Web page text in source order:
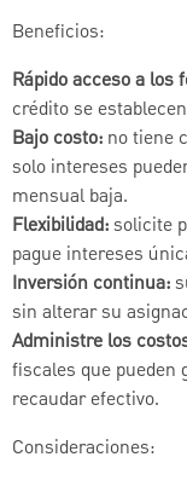
Beneficios:
Rápido acceso a los
crédito se
Bajo costo: no tiene
solo intereses
mensual baja.
Flexibilidad:solicite
pague intereses
Inversión continua:
sin alterar su
Administre los
fiscales que pueden
recaudar efectivo.
Consideraciones: